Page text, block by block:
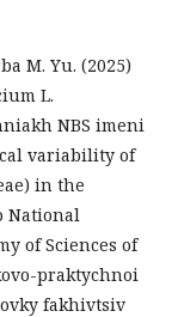
M. Yu. (2025)
L.
NBS imeni
variability of
in the
National
of Sciences of
praktychnoi
fakhivtsiv